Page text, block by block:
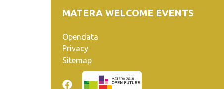
MATERA WELCOME EVENTS
Opendata
Privacy
Sitemap